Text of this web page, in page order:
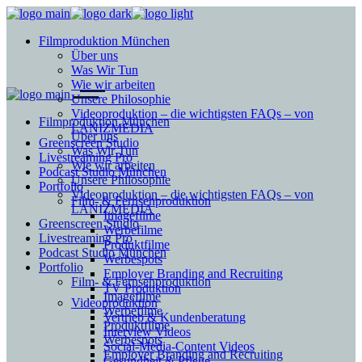
Filmproduktion München
Über uns
Was Wir Tun
Wie wir arbeiten
Unsere Philosophie
Videoproduktion – die wichtigsten FAQs – von
LANIZMEDIA
Greenscreen Studio
Livestreaming Pro
Podcast Studio München
Portfolio
Film- & Fernsehproduktion
Imagefilme
Werbefilme
Produktfilme
Werbespots
Employer Branding and Recruiting
TV Produktion
Videoproduktion
Vertrieb & Kundenberatung
Interview Videos
Social-Media-Content Videos
Filmproduktion München
Über uns
Was Wir Tun
Wie wir arbeiten
Unsere Philosophie
Videoproduktion – die wichtigsten FAQs – von
LANIZMEDIA
Greenscreen Studio
Livestreaming Pro
Podcast Studio München
Portfolio
Film- & Fernsehproduktion
Imagefilme
Werbefilme
Produktfilme
Werbespots
Employer Branding and Recruiting